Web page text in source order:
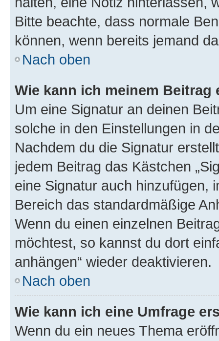
Bitte beachte, dass normale
können, wenn bereits jemand
Nach oben
Wie kann ich meinem
Um eine Signatur an deinen
solche in den Einstellungen in
Nachdem du die Signatur
jedem Beitrag das Kästchen
eine Signatur auch hinzufügen,
Bereich das standardmäßige
Wenn du einen einzelnen
möchtest, so kannst du dort
anhängen“ wieder deaktivieren.
Nach oben
Wie kann ich eine Umfrage
Wenn du ein neues Thema